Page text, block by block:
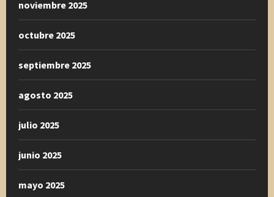
noviembre 2025
octubre 2025
septiembre 2025
agosto 2025
julio 2025
junio 2025
mayo 2025